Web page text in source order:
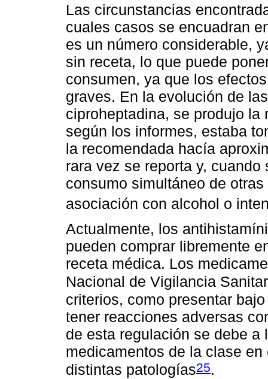
Las circunstancias
cuales casos se encuadran
es un número considerable,
sin receta, lo que puede
consumen, ya que los
graves. En la evolución de
ciproheptadina, se produjo la
según los informes, estaba
la recomendada hacía
rara vez se reporta y,
consumo simultáneo de
asociación con alcohol o
Actualmente, los
pueden comprar libremente
receta médica. Los
Nacional de Vigilancia
criterios, como presentar
tener reacciones adversas
de esta regulación se debe
medicamentos de la clase
distintas patologías25.